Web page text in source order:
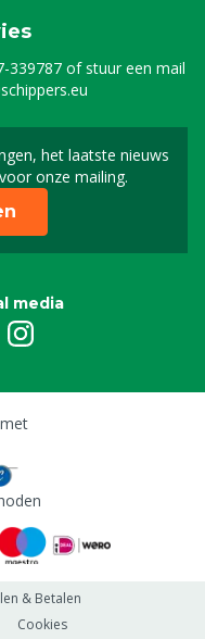
339787of stuur een mail
het laatste nieuws
onze mailing.
je in voor onze
media
& Betalen
Cookies